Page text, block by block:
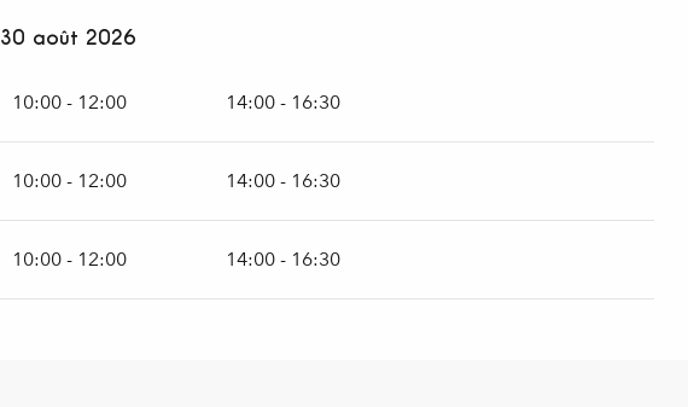
30 août 2026
30 août 2026
10:00 - 12:00 14:00 - 16:30
10:00 - 12:00 14:00 - 16:30
10:00 - 12:00 14:00 - 16:30